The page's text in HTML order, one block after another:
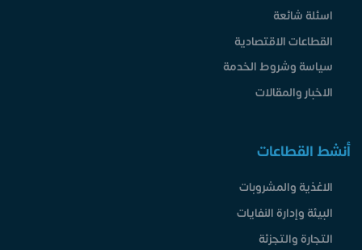
اسئلة شائعة
القطاعات الاقتصادية
سياسة وشروط الخدمة
الاخبار والمقالات
أنشط القطاعات
الاغذية والمشروبات
البيئة وإدارة النفايات
التجارة والتجزئة